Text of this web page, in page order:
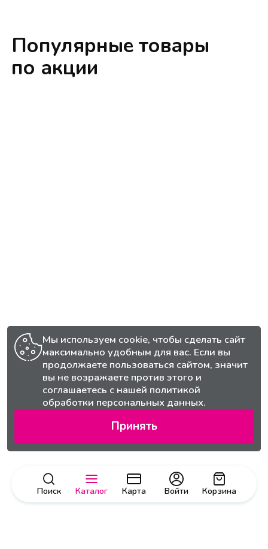
Поиск Каталог Карта Корзина
Войти
Популярные товары
по акции
Мы используем cookie, чтобы сделать сайт
максимально удобным для вас. Если вы
продолжаете пользоваться сайтом, значит
вы не возражаете против этого и
соглашаетесь с нашей политикой
обработки персональных данных.
Принять